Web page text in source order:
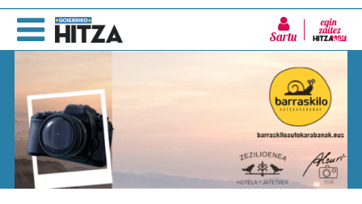
Sartu